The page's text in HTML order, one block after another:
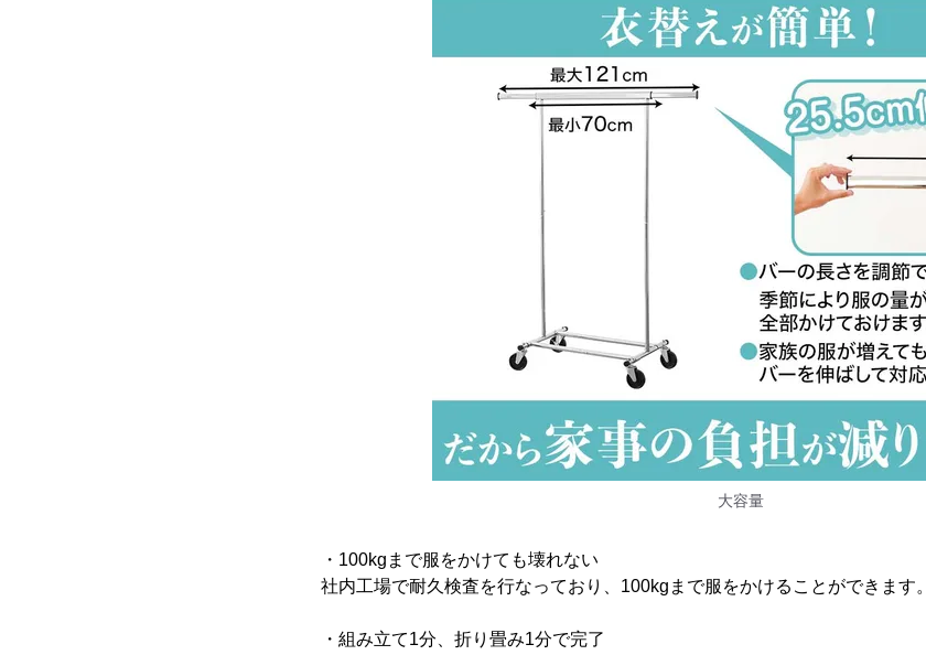
大容量
・100kgまで服をかけても壊れない
社内工場で耐久検査を行なっており、100kgまで服をかけることができます。
・組み立て1分、折り畳み1分で完了